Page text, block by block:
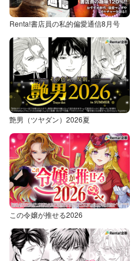
Renta!書店員の私的偏愛通信8月号
艶男（ツヤダン）2026夏
この令嬢が推せる2026